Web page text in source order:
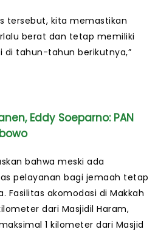
tersebut, kita memastikan
berat dan tetap memiliki
di tahun-tahun berikutnya,”
Eddy Soeparno: PAN
bahwa meski ada
pelayanan bagi jemaah tetap
Fasilitas akomodasi di Makkah
dari Masjidil Haram,
1 kilometer dari Masjid